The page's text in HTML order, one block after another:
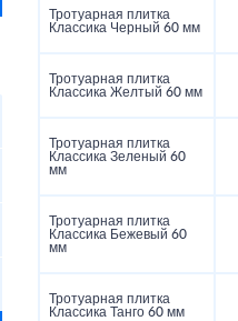
Тротуарная плитка
Классика Черный 60 мм
Тротуарная плитка
Классика Желтый 60 мм
Тротуарная плитка
Классика Зеленый 60
мм
Тротуарная плитка
Классика Бежевый 60
мм
Тротуарная плитка
Классика Танго 60 мм